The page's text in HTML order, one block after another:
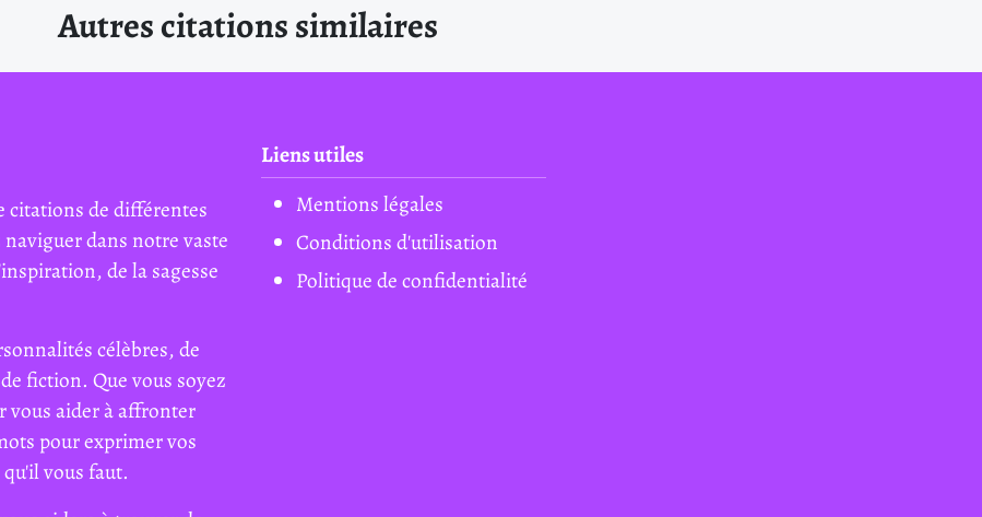
Autres citations similaires
citations de différentes
dans notre vaste
de la sagesse
célèbres, de
fiction. Que vous soyez
vous aider à affronter
pour exprimer vos
vous faut.
Liens utiles
Mentions légales
Conditions d'utilisation
Politique de confidentialité